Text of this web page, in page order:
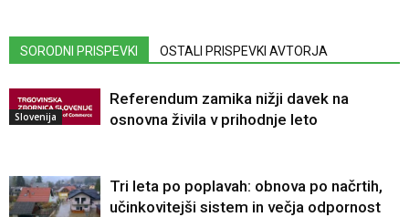
SORODNI PRISPEVKI OSTALI PRISPEVKI AVTORJA
Slovenija
Referendum zamika nižji davek na
osnovna živila v prihodnje leto
Tri leta po poplavah: obnova po načrtih,
učinkovitejši sistem in večja odpornost